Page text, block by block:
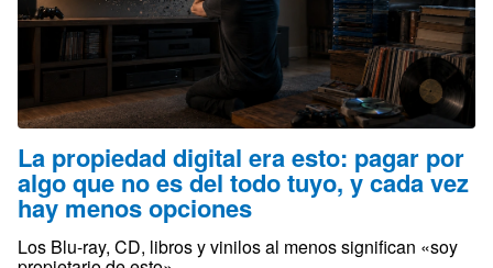
La propiedad digital era esto: pagar por
algo que no es del todo tuyo, y cada vez
hay menos opciones
Los Blu-ray, CD, libros y vinilos al menos significan «soy